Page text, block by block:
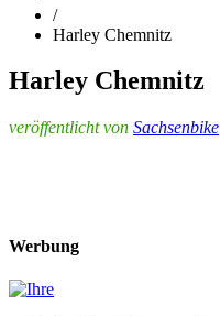
/
Harley Chemnitz
Harley Chemnitz
veröffentlicht von Sachsenbike
Werbung